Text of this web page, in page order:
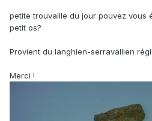
petite trouvaille du jour pouvez vous
petit os?
Provient du langhien-serravallien
Merci !